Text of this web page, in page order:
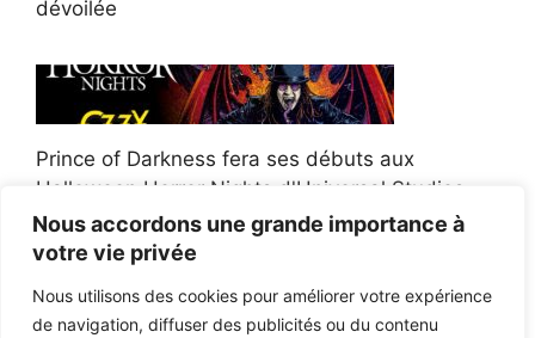
Nous accordons une grande importance à
votre vie privée
Nous utilisons des cookies pour améliorer votre expérience
de navigation, diffuser des publicités ou du contenu
dévoilée
Prince of Darkness fera ses débuts aux
Halloween Horror Nights d'Universal Studios